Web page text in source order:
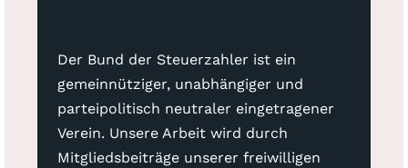
Der Bund der Steuerzahler ist ein
gemeinnütziger, unabhängiger und
parteipolitisch neutraler eingetragener
Verein. Unsere Arbeit wird durch
Mitgliedsbeiträge unserer freiwilligen